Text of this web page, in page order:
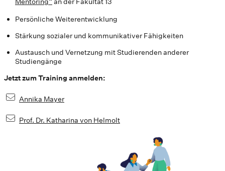
Persönliche Weiterentwicklung
Stärkung sozialer und kommunikativer Fähigkeiten
Austausch und Vernetzung mit Studierenden anderer
Studiengänge
Jetzt zum Training anmelden:
Annika Mayer
Prof. Dr. Katharina von Helmolt